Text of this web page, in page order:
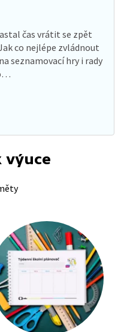
čas vrátit se zpět
co nejlépe zvládnout
seznamovací hry i rady
výuce